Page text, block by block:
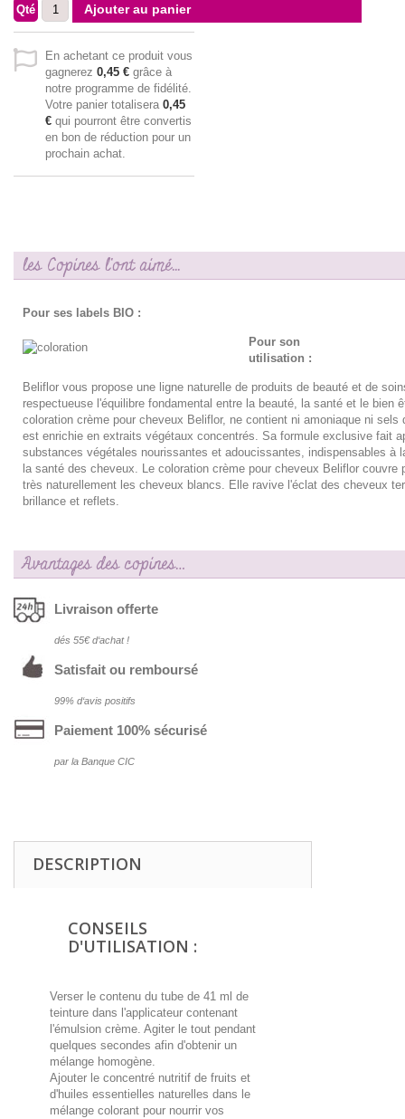
Qté Ajouter au panier
En achetant ce produit vous
gagnerez 0,45 € grâce à
notre programme de fidélité.
Votre panier totalisera 0,45
€ qui pourront être convertis
en bon de réduction pour un
prochain achat.
les Copines l'ont aimé...
Pour ses labels BIO :
Pour son
utilisation :
Beliflor vous propose une ligne naturelle de produits de beauté et de
respectueuse l'équilibre fondamental entre la beauté, la santé et le bien
coloration crème pour cheveux Beliflor, ne contient ni amoniaque ni sels
est enrichie en extraits végétaux concentrés. Sa formule exclusive fait
substances végétales nourissantes et adoucissantes, indispensables à
la santé des cheveux. Le coloration crème pour cheveux Beliflor couvre
très naturellement les cheveux blancs. Elle ravive l'éclat des cheveux
brillance et reflets.
Avantages des copines…
Livraison offerte
dés 55€ d‘achat !
Satisfait ou remboursé
99% d‘avis positifs
Paiement 100% sécurisé
par la Banque CIC
DESCRIPTION
CONSEILS
D'UTILISATION :
Verser le contenu du tube de 41 ml de
teinture dans l'applicateur contenant
l'émulsion crème. Agiter le tout pendant
quelques secondes afin d'obtenir un
mélange homogène.
Ajouter le concentré nutritif de fruits et
d'huiles essentielles naturelles dans le
mélange colorant pour nourrir vos